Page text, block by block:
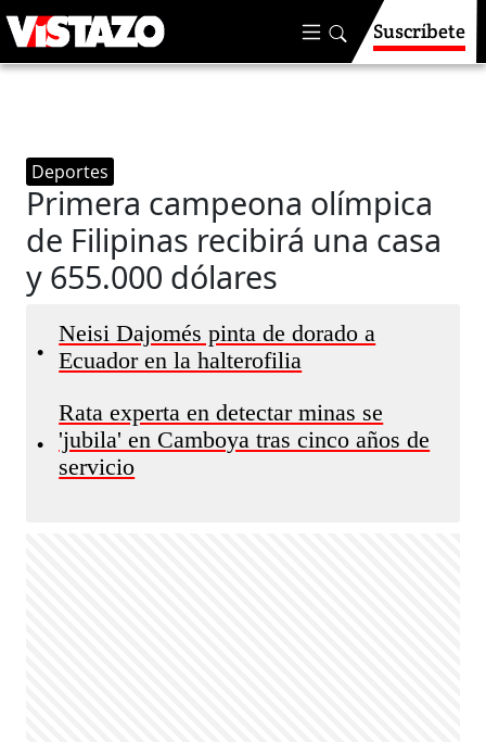
Suscríbete
Deportes
Primera campeona olímpica
de Filipinas recibirá una casa
y 655.000 dólares
•
Neisi Dajomés pinta de dorado a
Ecuador en la halterofilia
•
Rata experta en detectar minas se
'jubila' en Camboya tras cinco años de
servicio